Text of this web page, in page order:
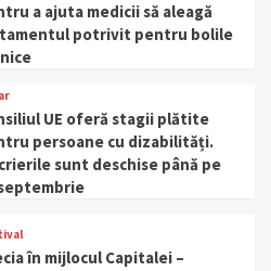
a ajuta medicii să aleagă
potrivit pentru bolile
UE oferă stagii plătite
persoane cu dizabilități.
sunt deschise până pe
în mijlocul Capitalei –